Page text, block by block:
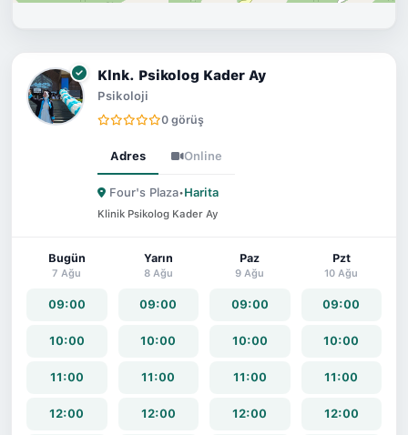
Klnk. Psikolog Kader Ay
Psikoloji
0 görüş
Adres Online
Four's Plaza•Harita
Klinik Psikolog Kader Ay
Bugün
7 Ağu
09:00
10:00
11:00
12:00
Yarın
8 Ağu
09:00
10:00
11:00
12:00
Paz
9 Ağu
09:00
10:00
11:00
12:00
Pzt
10 Ağu
09:00
10:00
11:00
12:00